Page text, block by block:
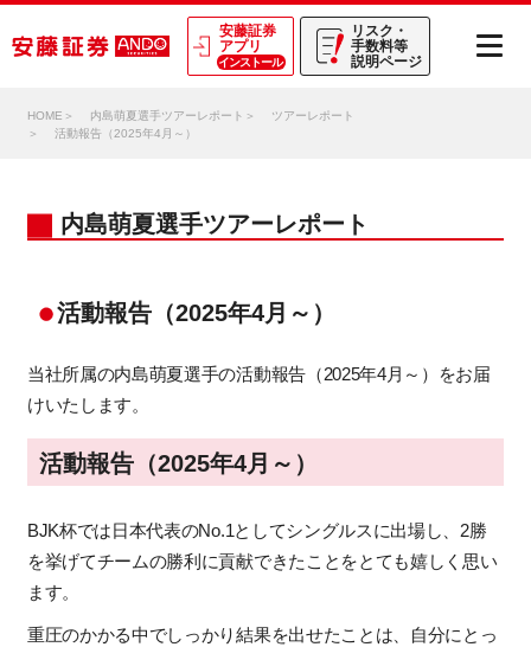
リスク・
手数料等
説明ページ
安藤証券
アプリ
インストール
HOME 内島萌夏選手ツアーレポート
ツアーレポート
活動報告（2025年4月～）
内島萌夏選手ツアーレポート
活動報告（2025年4月～）
当社所属の内島萌夏選手の活動報告（2025年4月～）をお届
けいたします。
活動報告（2025年4月～）
BJK杯では日本代表のNo.1としてシングルスに出場し、2勝
を挙げてチームの勝利に貢献できたことをとても嬉しく思い
ます。
重圧のかかる中でしっかり結果を出せたことは、自分にとっ